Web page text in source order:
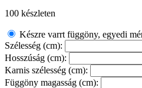
100 készleten
Készre varrt függöny, egyedi
Szélesség (cm):
Hosszúság (cm):
Karnis szélesség (cm):
Függöny magasság (cm):